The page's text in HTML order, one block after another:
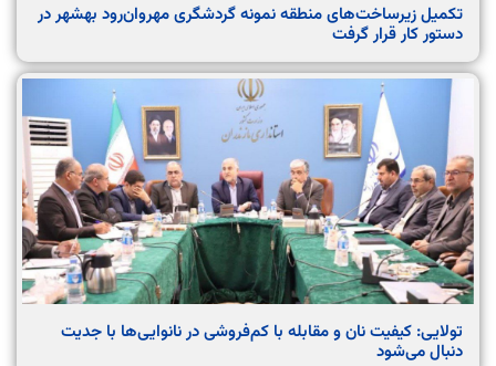
تکمیل زیرساخت‌های منطقه نمونه گردشگری مهروان‌رود بهشهر در
دستور کار قرار گرفت
تولایی: کیفیت نان و مقابله با کم‌فروشی در نانوایی‌ها با جدیت
دنبال می‌شود